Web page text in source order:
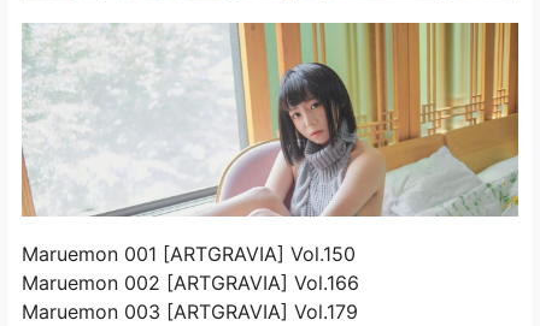
Maruemon 001 [ARTGRAVIA] Vol.150
Maruemon 002 [ARTGRAVIA] Vol.166
Maruemon 003 [ARTGRAVIA] Vol.179